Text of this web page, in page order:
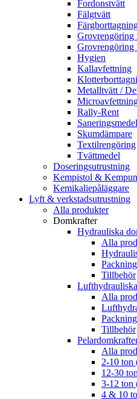
Fordonstvätt
Fälgtvätt
Grovrengöring
Grovrengöring
Hygien
Kallavfettning
Metalltvätt /
Rally-Rent
Saneringsmedel
Skumdämpare
Textilrengöring
Tvättmedel
Doseringsutrustning
Kempistol &
Kemikaliepåläggare
Lyft & verkstadsutrustning
Alla produkter
Domkrafter
Hydrauliska
Alla
Tillbehör
Alla
Tillbehör
Alla
2-10 ton
12-30
3-12 ton
4 & 10